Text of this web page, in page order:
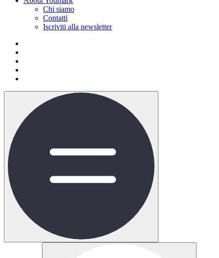
Chi siamo
Contatti
Iscriviti alla newsletter